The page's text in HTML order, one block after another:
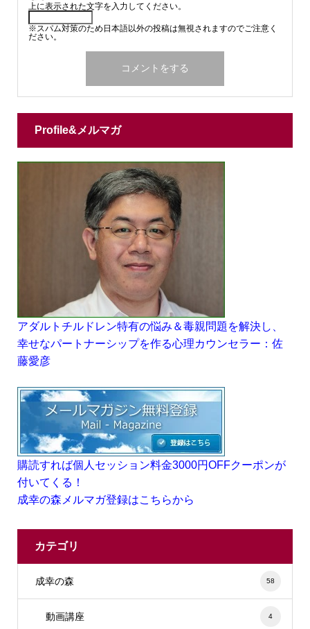
上に表示された文字を入力してください。
※スパム対策のため日本語以外の投稿は無視されますのでご注意く
ださい。
Profile&メルマガ
アダルトチルドレン特有の悩み＆毒親問題を解決し、
幸せなパートナーシップを作る心理カウンセラー：佐
藤愛彦
購読すれば個人セッション料金3000円OFFクーポンが
付いてくる！
成幸の森メルマガ登録はこちらから
カテゴリ
成幸の森 58
動画講座 4